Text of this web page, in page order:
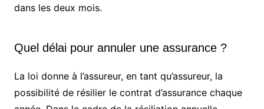
dans les deux mois.
Quel délai pour annuler une assurance ?
La loi donne à l’assureur, en tant qu’assureur, la
possibilité de résilier le contrat d’assurance chaque